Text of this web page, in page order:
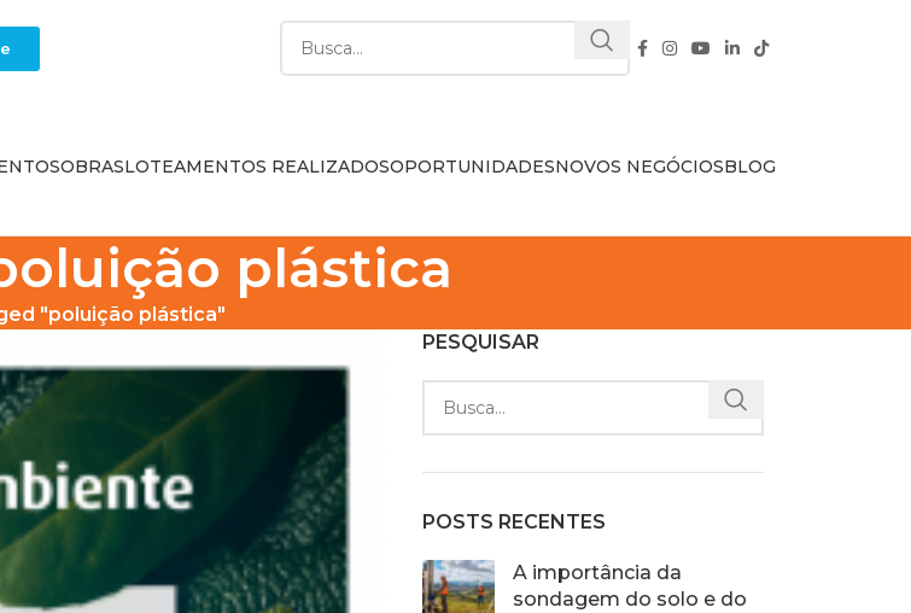
OBRASLOTEAMENTOS REALIZADOSOPORTUNIDADESNOVOS NEGÓCIOSBLOG
plástica
"poluição plástica"
PESQUISAR
POSTS RECENTES
A importância da
sondagem do solo e do